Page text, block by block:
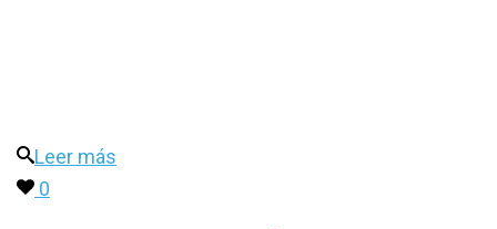
Leer más
0